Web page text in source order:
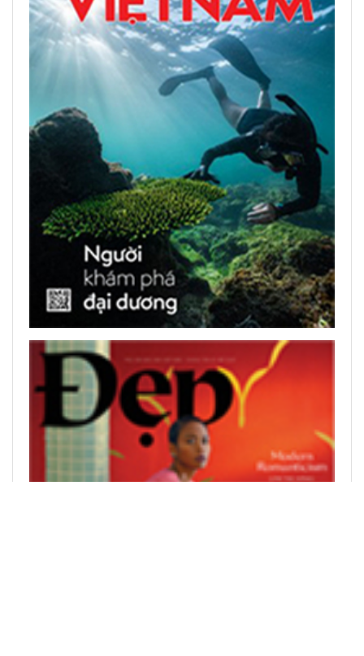
Журнал ОАЭ назвал Фукуок
«глобальным туристическим
центром» 2026 года
ЧИТАТЬ ПЕЧАТНЫЕ ПУБЛИКАЦИИ